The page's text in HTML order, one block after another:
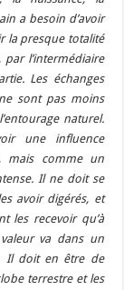
a besoin d’avoir
la presque totalité
l’intermédiaire
Les échanges
sont pas moins
naturel.
une influence
mais comme un
Il ne doit se
avoir digérés, et
les recevoir qu’à
va dans un
Il doit en être de
terrestre et les